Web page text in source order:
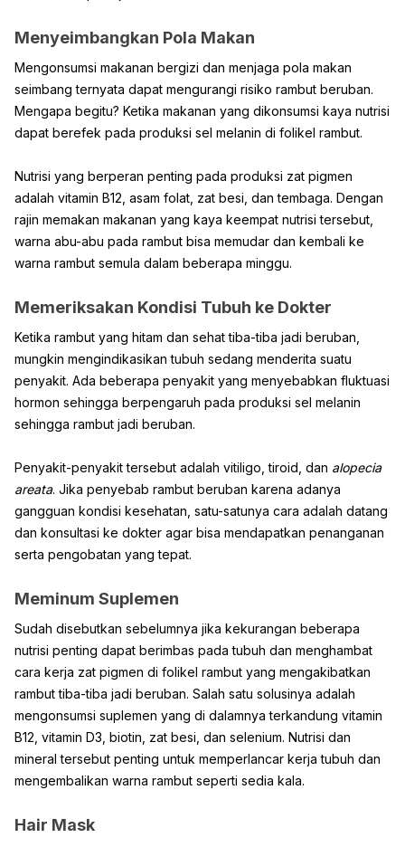
Menyeimbangkan Pola Makan
Mengonsumsi makanan bergizi dan menjaga pola makan
seimbang ternyata dapat mengurangi risiko rambut beruban.
Mengapa begitu? Ketika makanan yang dikonsumsi kaya nutrisi
dapat berefek pada produksi sel melanin di folikel rambut.
Nutrisi yang berperan penting pada produksi zat pigmen
adalah vitamin B12, asam folat, zat besi, dan tembaga. Dengan
rajin memakan makanan yang kaya keempat nutrisi tersebut,
warna abu-abu pada rambut bisa memudar dan kembali ke
warna rambut semula dalam beberapa minggu.
Memeriksakan Kondisi Tubuh ke Dokter
Ketika rambut yang hitam dan sehat tiba-tiba jadi beruban,
mungkin mengindikasikan tubuh sedang menderita suatu
penyakit. Ada beberapa penyakit yang menyebabkan fluktuasi
hormon sehingga berpengaruh pada produksi sel melanin
sehingga rambut jadi beruban.
Penyakit-penyakit tersebut adalah vitiligo, tiroid, dan alopecia
areata. Jika penyebab rambut beruban karena adanya
gangguan kondisi kesehatan, satu-satunya cara adalah datang
dan konsultasi ke dokter agar bisa mendapatkan penanganan
serta pengobatan yang tepat.
Meminum Suplemen
Sudah disebutkan sebelumnya jika kekurangan beberapa
nutrisi penting dapat berimbas pada tubuh dan menghambat
cara kerja zat pigmen di folikel rambut yang mengakibatkan
rambut tiba-tiba jadi beruban. Salah satu solusinya adalah
mengonsumsi suplemen yang di dalamnya terkandung vitamin
B12, vitamin D3, biotin, zat besi, dan selenium. Nutrisi dan
mineral tersebut penting untuk memperlancar kerja tubuh dan
mengembalikan warna rambut seperti sedia kala.
Hair Mask